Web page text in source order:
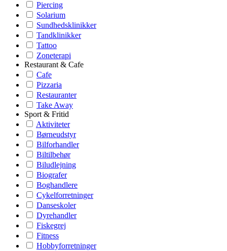
Piercing
Solarium
Sundhedsklinikker
Tandklinikker
Tattoo
Zoneterapi
Restaurant & Cafe
Cafe
Pizzaria
Restauranter
Take Away
Sport & Fritid
Aktiviteter
Børneudstyr
Bilforhandler
Biltilbehør
Biludlejning
Biografer
Boghandlere
Cykelforretninger
Danseskoler
Dyrehandler
Fiskegrej
Fitness
Hobbyforretninger